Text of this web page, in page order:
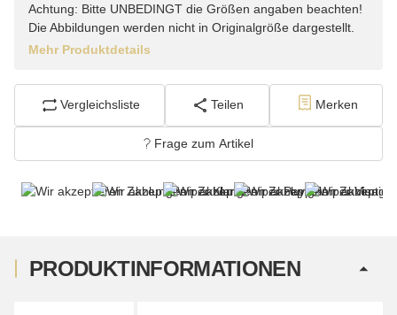
Achtung: Bitte UNBEDINGT die Größen angaben beachten!
Die Abbildungen werden nicht in Originalgröße dargestellt.
Mehr Produktdetails
Vergleichsliste Teilen Merken
Frage zum Artikel
PRODUKTINFORMATIONEN